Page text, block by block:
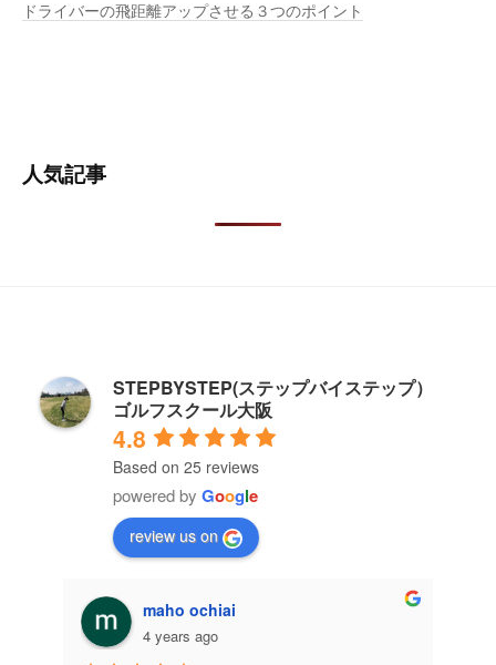
ドライバーの飛距離アップさせる３つのポイント
人気記事
STEPBYSTEP(ステップバイステップ）
ゴルフスクール大阪
4.8
Based on 25 reviews
powered by Google
review us on
maho ochiai
4 years ago